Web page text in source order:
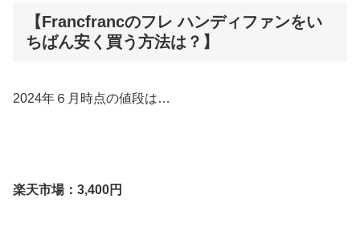
【Francfrancのフレ ハンディファンをい
ちばん安く買う方法は？】
2024年６月時点の値段は…
楽天市場：3,400円